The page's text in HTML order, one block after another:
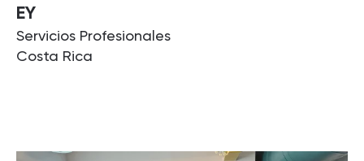
EY
Servicios Profesionales
Costa Rica